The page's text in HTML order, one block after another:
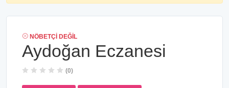
NÖBETÇI DEĞIL
Aydoğan Eczanesi
(0)